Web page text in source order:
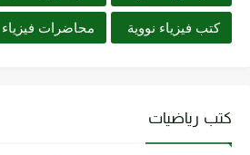
كتب فيزياء نووية محاضرات فيزياء
كتب رياضيات